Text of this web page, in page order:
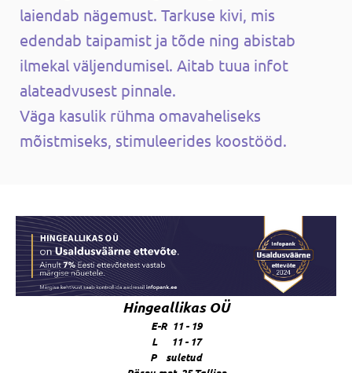
laiendab nägemust. Tarkuse kivi, mis
edendab taipamist ja tõde ning abistab
ilmekal väljendumisel. Aitab tuua infot
alateadvusest pinnale.
Väga kasulik rühma omavaheliseks
mõistmiseks, stimuleerides koostööd.
Hingeallikas OÜ
E-R 11 - 19
L 11 - 17
P suletud